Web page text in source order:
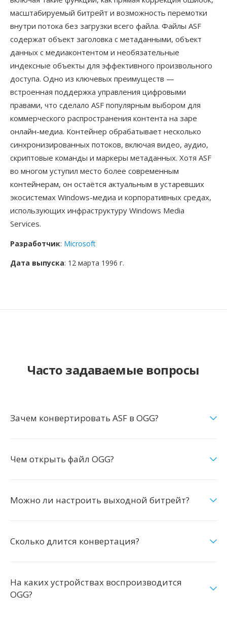
масштабируемый битрейт и возможность перемотки
внутри потока без загрузки всего файла. Файлы ASF
содержат объект заголовка с метаданными, объект
данных с медиаконтентом и необязательные
индексные объекты для эффективного произвольного
доступа. Одно из ключевых преимуществ —
встроенная поддержка управления цифровыми
правами, что сделало ASF популярным выбором для
коммерческого распространения контента на заре
онлайн-медиа. Контейнер обрабатывает несколько
синхронизированных потоков, включая видео, аудио,
скриптовые команды и маркеры метаданных. Хотя ASF
во многом уступил место более современным
контейнерам, он остаётся актуальным в устаревших
экосистемах Windows-медиа и корпоративных средах,
использующих инфраструктуру Windows Media
Services.
Разработчик: Microsoft
Дата выпуска: 12 марта 1996 г.
Часто задаваемые вопросы
Зачем конвертировать ASF в OGG?
Чем открыть файл OGG?
Можно ли настроить выходной битрейт?
Сколько длится конвертация?
На каких устройствах воспроизводится
OGG?